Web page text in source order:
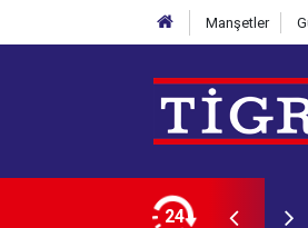
Manşetler
24
genç hayatını kaybetti